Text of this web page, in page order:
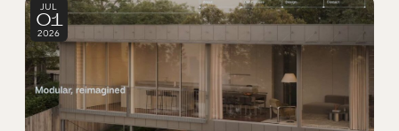
JUL
01
2026